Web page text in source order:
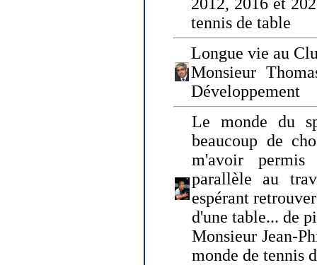
tennis de table
Longue vie au
Monsieur
Développement
Le monde du
beaucoup de
m'avoir
parallèle au
espérant
d'une table... de
Monsieur Jean-
monde de tennis